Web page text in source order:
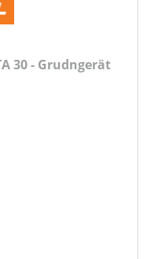
30 - Grudngerät